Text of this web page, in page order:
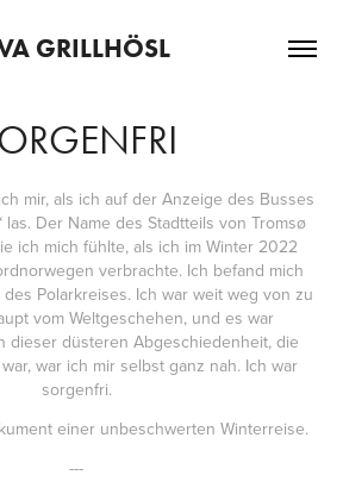
GRILLHÖSL
mir, als ich auf der Anzeige des Busses
las. Der Name des Stadtteils von Tromsø
ich mich fühlte, als ich im Winter 2022
verbrachte. Ich befand mich
Polarkreises. Ich war weit weg von zu
vom Weltgeschehen, und es war
dieser düsteren Abgeschiedenheit, die
war ich mir selbst ganz nah. Ich war
sorgenfri.
einer unbeschwerten Winterreise.
---